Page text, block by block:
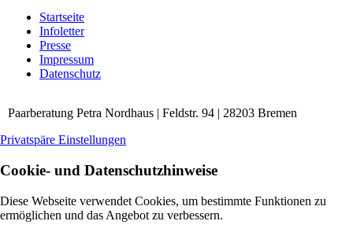
überspringen
Startseite
Infoletter
Presse
Impressum
Datenschutz
Paarberatung Petra Nordhaus | Feldstr. 94 | 28203 Bremen
Privatspäre Einstellungen
Cookie- und Datenschutzhinweise
Diese Webseite verwendet Cookies, um bestimmte Funktionen zu
ermöglichen und das Angebot zu verbessern.